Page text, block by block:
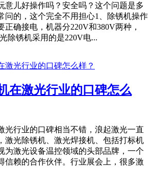
意儿好操作吗？安全吗？这个问题是多
问的，这个完全不用担心1、除锈机操作
正确接电，机器分220V和380V两种，
除锈机采用的是220V电...
在激光行业的口碑怎么
光行业的口碑相当不错，浪起激光一直
激光除锈机、激光焊接机、包括打标机
为激光设备温控领域的头部品牌，一个
信赖的合作伙伴。行业展会上，很多激